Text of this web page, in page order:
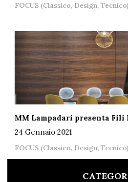
FOCUS (Classico, Design, Tecnico)
MM Lampadari presenta Fili
24 Gennaio 2021
FOCUS (Classico, Design, Tecnico)